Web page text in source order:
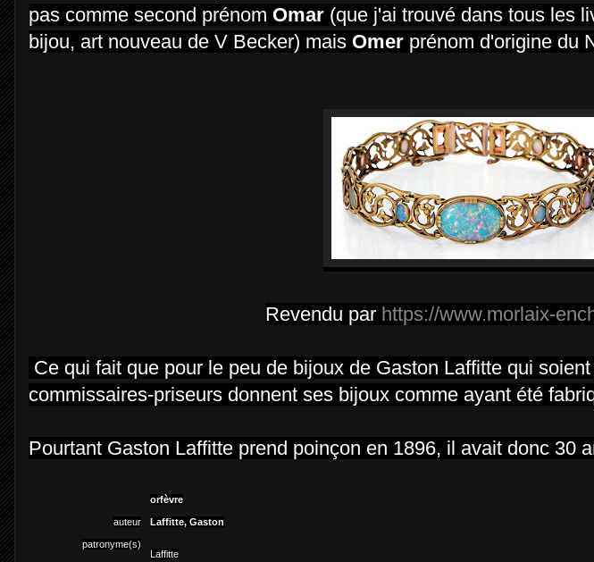
pas comme second prénom Omar (que j'ai trouvé dans tous les
bijou, art nouveau de V Becker) mais Omer prénom d'origine du
Revendu par https://www.morlaix-
Ce qui fait que pour le peu de bijoux de Gaston Laffitte qui
commissaires-priseurs donnent ses bijoux comme ayant été
Pourtant Gaston Laffitte prend poinçon en 1896, il avait donc 30
orfèvre
auteur Laffitte, Gaston
patronyme(s)
Laffitte